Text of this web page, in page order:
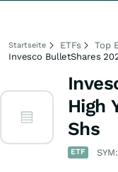
Startseite ETFs
Top
Invesco BulletShares
High
Shs
ETF SYM: